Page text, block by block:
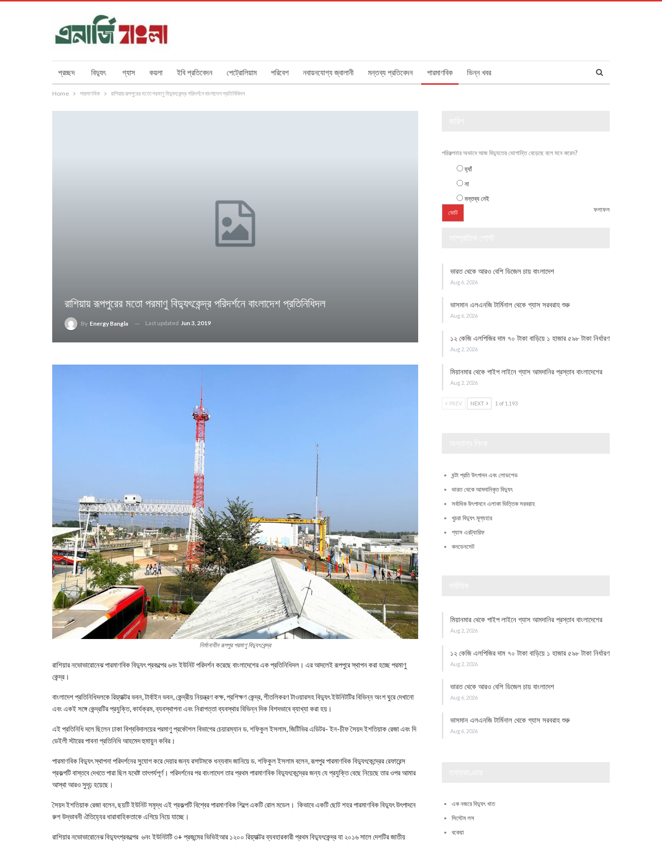
প্রচ্ছদ বিদ্যুৎ গ্যাস কয়লা ইবি প্রতিবেদন পেট্রোলিয়াম পরিবেশ নবায়নযোগ্য জ্বালানী মন্তব্য প্রতিবেদন পারমাণবিক ভিন্ন খবর
Home পারমাণবিক রাশিয়ায় রূপপুরের মতো পরমাণু বিদ্যুৎকেন্দ্র পরিদর্শনে বাংলাদেশ প্রতিনিধিদল
রাশিয়ায় রূপপুরের মতো পরমাণু বিদ্যুৎকেন্দ্র পরিদর্শনে বাংলাদেশ প্রতিনিধিদল
By Energy Bangla Last updated Jun 3, 2019
নির্মানাধীন রূপপুর পরমাণু বিদ্যুৎকেন্দ্র
রাশিয়ার নভোভারোনেঝ পারমাণবিক বিদ্যুৎ প্রকল্পের ৬নং ইউনিট পরিদর্শন করেছে বাংলাদেশের এক প্রতিনিধিদল। এর আদলেই রূপপুরে স্থাপন করা হচ্ছে পরমাণু
কেন্দ্র।
বাংলাদেশ প্রতিনিধিদলকে রিয়্যাক্টর ভবন, টার্বাইন ভবন, কেন্দ্রীয় নিয়ন্ত্রণ কক্ষ, প্রশিক্ষণ কেন্দ্র, শীতলিকরণ টাওয়ারসহ বিদ্যুৎ ইউনিটটির বিভিন্ন অংশ ঘুরে দেখানো
এবং একই সঙ্গে কেন্দ্রটির প্রযুক্তি, কার্যক্রম, ব্যবস্থাপনা এবং নিরাপত্তা ব্যবস্থার বিভিন্ন দিক বিশদভাবে ব্যাখ্যা করা হয়।
এই প্রতিনিধি দলে ছিলেন ঢাকা বিশ্ববিদালয়ের পরমাণু প্রকৌশল বিভাগের চেয়ারম্যান ড. শফিকুল ইসলাম, জিটিভির এডিটর- ইন-চীফ সৈয়দ ইশতিয়াক রেজা এবং দি
ডেইলী স্টারের পাবনা প্রতিনিধি আহমেদ হুমায়ুন কবির।
পারমাণবিক বিদ্যুৎ স্থাপনা পরিদর্শনের সুযোগ করে দেয়ার জন্য রসাটমকে ধন্যবাদ জানিয়ে ড. শফিকুল ইসলাম বলেন, রূপপুর পারমাণবিক বিদ্যুৎকেন্দ্রের রেফারেন্স
প্রকল্পটি বাস্তবে দেখতে পারা ছিল যথেষ্ট তাৎপর্যপূর্ণ। পরিদর্শনের পর বাংলাদেশ তার প্রথম পারমাণবিক বিদ্যুৎকেন্দ্রের জন্য যে প্রযুক্তি বেছে নিয়েছে তার ওপর আমার
আস্থা আরও সুদৃঢ় হয়েছে।
সৈয়দ ইশতিয়াক রেজা বলেন, ছয়টি ইউনিট সমৃদ্ধ এই প্রকল্পটি বিশ্বের পারমাণবিক শিল্পে একটি রোল মডেল। কিভাবে একটি ছোট শহর পারমাণবিক বিদ্যুৎ উৎপাদনে
রুশ উদ্ভাবনী ঐতিহ্যের ধারাবাহিকতাকে এগিয়ে নিয়ে যাচ্ছে।
রাশিয়ার নভোভারোনেঝ বিদ্যুৎপ্রকল্পের ৬নং ইউনিটটি ৩+ প্রজন্মের ভিভিইআর ১২০০ রিয়্যাক্টর ব্যবহারকারী প্রথম বিদ্যুৎকেন্দ্র যা ২০১৬ সালে দেশটির জাতীয়
পরিকল্পনার অভাবে আজ বিদ্যুতের ভোগান্তি বেড়েছে বলে মনে করেন?
হ্যাঁ
না
মন্তব্য নেই
ফলাফল
ভারত থেকে আরও বেশি ডিজেল চায় বাংলাদেশ
Aug 6, 2026
ভাসমান এলএনজি টার্মিনাল থেকে গ্যাস সরবরাহ শুরু
Aug 6, 2026
১২ কেজি এলপিজির দাম ৭০ টাকা বাড়িয়ে ১ হাজার ৫৯৮ টাকা নির্ধারণ
Aug 2, 2026
মিয়ানমার থেকে পাইপ লাইনে গ্যাস আমদানির প্রস্তাব বাংলাদেশের
Aug 2, 2026
PREV NEXT 1 of 1,193
ঘন্টা প্রতি উৎপাদন এবং লোডশেড
ভারত থেকে আমদানিকৃত বিদ্যুৎ
সর্বাধিক উৎপাদনে এলাকা ভিত্তিক সরবরাহ
খুচরা বিদ্যুৎ মূল্যহার
গ্যাস এরট্যারিফ
কনডেনসেট
মিয়ানমার থেকে পাইপ লাইনে গ্যাস আমদানির প্রস্তাব বাংলাদেশের
Aug 2, 2026
১২ কেজি এলপিজির দাম ৭০ টাকা বাড়িয়ে ১ হাজার ৫৯৮ টাকা নির্ধারণ
Aug 2, 2026
ভারত থেকে আরও বেশি ডিজেল চায় বাংলাদেশ
Aug 6, 2026
ভাসমান এলএনজি টার্মিনাল থেকে গ্যাস সরবরাহ শুরু
Aug 6, 2026
এক নজরে বিদ্যুৎ খাত
সিস্টেম লস
বকেয়া